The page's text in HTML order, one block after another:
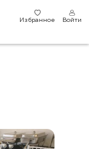
Избранное Войти